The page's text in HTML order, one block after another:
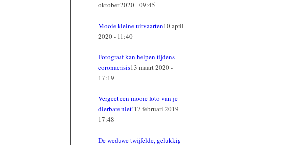
oktober 2020 - 09:45
Mooie kleine uitvaarten10 april
2020 - 11:40
Fotograaf kan helpen tijdens
coronacrisis13 maart 2020 -
17:19
Vergeet een mooie foto van je
dierbare niet!17 februari 2019 -
17:48
De weduwe twijfelde, gelukkig